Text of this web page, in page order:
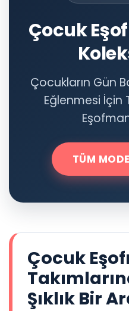
Tüm Ürünler
Çocuk
Çocukların Gün
Eğlenmesi İçin
TÜM
Çocuk
Şıklık Bir